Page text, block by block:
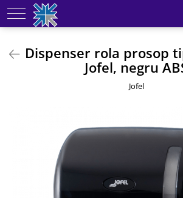
Odorizante pentru incaperi
Uscatoare pentru maini
Dispensere hartie igienica
Consumabile din hartie
Dispenser rola prosop
Jofel, negru
Jofel